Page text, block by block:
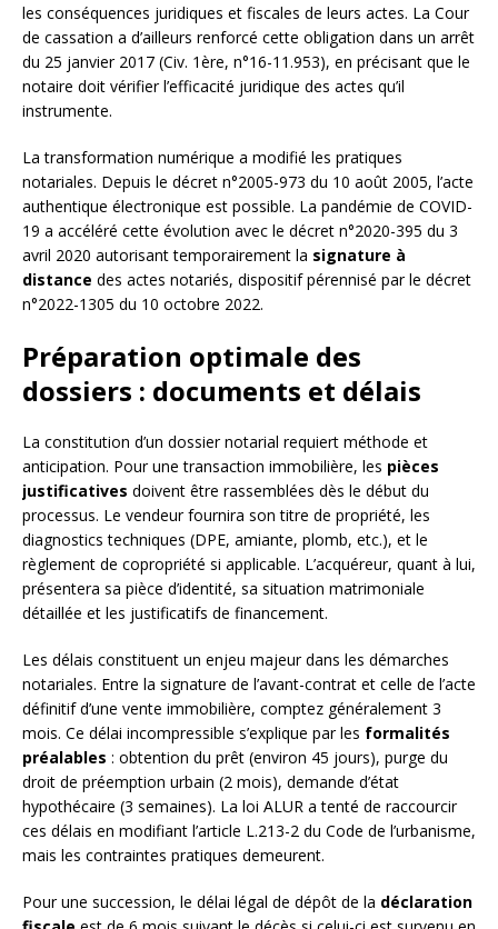
les conséquences juridiques et fiscales de leurs actes. La Cour
de cassation a d’ailleurs renforcé cette obligation dans un arrêt
du 25 janvier 2017 (Civ. 1ère, n°16-11.953), en précisant que le
notaire doit vérifier l’efficacité juridique des actes qu’il
instrumente.
La transformation numérique a modifié les pratiques
notariales. Depuis le décret n°2005-973 du 10 août 2005, l’acte
authentique électronique est possible. La pandémie de COVID-
19 a accéléré cette évolution avec le décret n°2020-395 du 3
avril 2020 autorisant temporairement la signature à
distance des actes notariés, dispositif pérennisé par le décret
n°2022-1305 du 10 octobre 2022.
Préparation optimale des
dossiers : documents et délais
La constitution d’un dossier notarial requiert méthode et
anticipation. Pour une transaction immobilière, les pièces
justificatives doivent être rassemblées dès le début du
processus. Le vendeur fournira son titre de propriété, les
diagnostics techniques (DPE, amiante, plomb, etc.), et le
règlement de copropriété si applicable. L’acquéreur, quant à lui,
présentera sa pièce d’identité, sa situation matrimoniale
détaillée et les justificatifs de financement.
Les délais constituent un enjeu majeur dans les démarches
notariales. Entre la signature de l’avant-contrat et celle de l’acte
définitif d’une vente immobilière, comptez généralement 3
mois. Ce délai incompressible s’explique par les formalités
préalables : obtention du prêt (environ 45 jours), purge du
droit de préemption urbain (2 mois), demande d’état
hypothécaire (3 semaines). La loi ALUR a tenté de raccourcir
ces délais en modifiant l’article L.213-2 du Code de l’urbanisme,
mais les contraintes pratiques demeurent.
Pour une succession, le délai légal de dépôt de la déclaration